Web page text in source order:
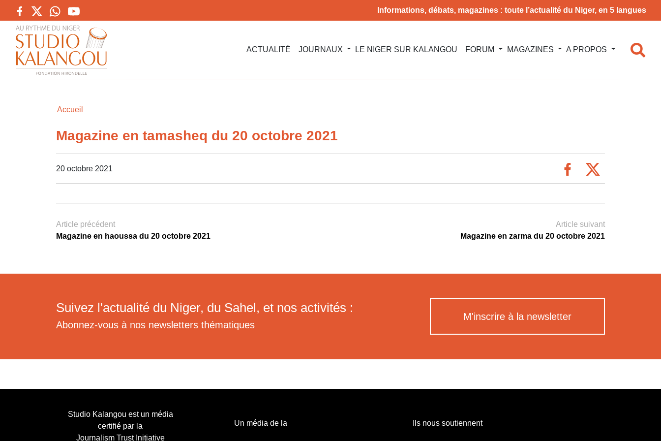
Informations, débats, magazines : toute l’actualité du Niger, en 5 langues
ACTUALITÉ JOURNAUX LE NIGER SUR KALANGOU FORUM MAGAZINES A PROPOS
Accueil
Magazine en tamasheq du 20 octobre 2021
20 octobre 2021
Article précédent
Magazine en haoussa du 20 octobre 2021
Article suivant
Magazine en zarma du 20 octobre 2021
Suivez l'actualité du Niger, du Sahel, et nos activités :
Abonnez-vous à nos newsletters thématiques
M'inscrire à la newsletter
Studio Kalangou est un média
certifié par la
Journalism Trust Initiative
Un média de la Ils nous soutiennent